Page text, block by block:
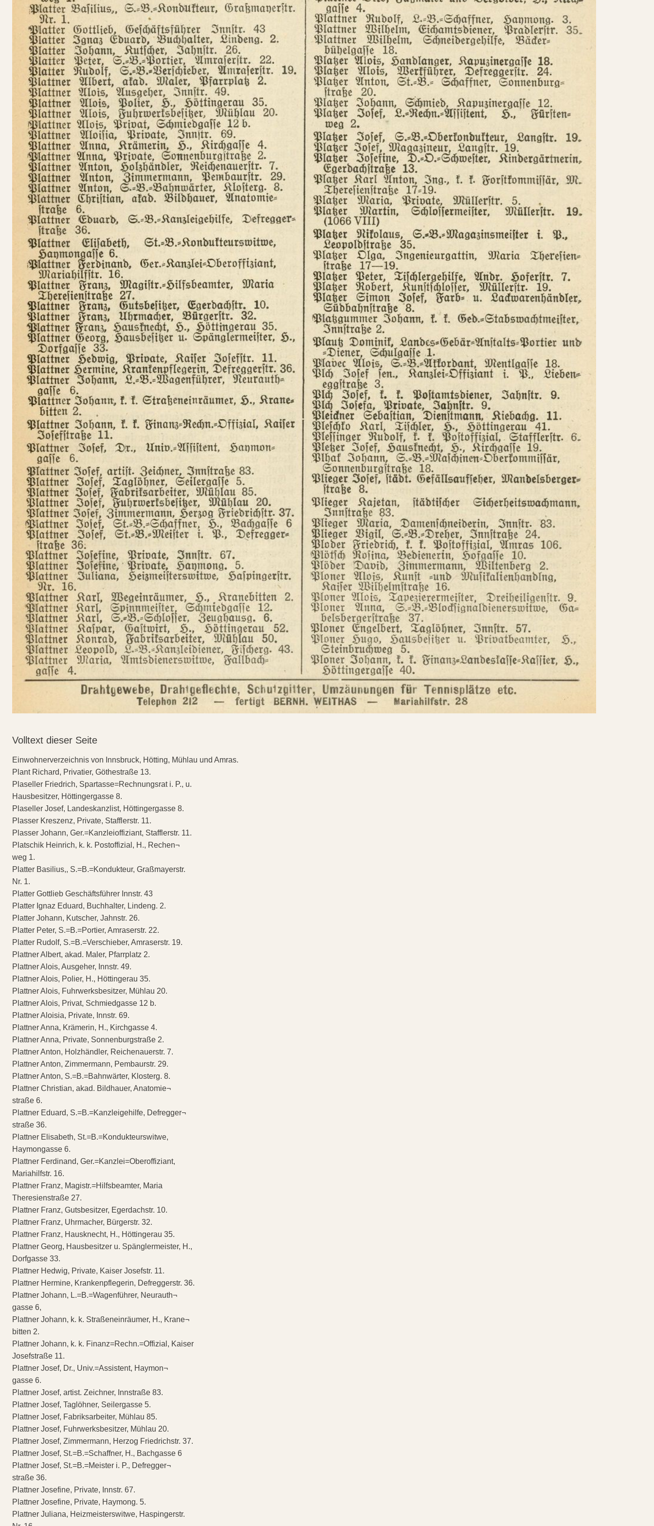
Volltext dieser Seite
Einwohnerverzeichnis von Innsbruck, Hötting, Mühlau und Amras.
Plant Richard, Privatier, Göthestraße 13.
Plaseller Friedrich, Spartasse=Rechnungsrat i. P., u.
Hausbesitzer, Höttingergasse 8.
Plaseller Josef, Landeskanzlist, Höttingergasse 8.
Plasser Kreszenz, Private, Stafflerstr. 11.
Plasser Johann, Ger.=Kanzleioffiziant, Stafflerstr. 11.
Platschik Heinrich, k. k. Postoffizial, H., Rechen¬
weg 1.
Platter Basilius,, S.=B.=Kondukteur, Graßmayerstr.
Nr. 1.
Platter Gottlieb Geschäftsführer Innstr. 43
Platter Ignaz Eduard, Buchhalter, Lindeng. 2.
Platter Johann, Kutscher, Jahnstr. 26.
Platter Peter, S.=B.=Portier, Amraserstr. 22.
Platter Rudolf, S.=B.=Verschieber, Amraserstr. 19.
Plattner Albert, akad. Maler, Pfarrplatz 2.
Plattner Alois, Ausgeher, Innstr. 49.
Plattner Alois, Polier, H., Höttingerau 35.
Plattner Alois, Fuhrwerksbesitzer, Mühlau 20.
Plattner Alois, Privat, Schmiedgasse 12 b.
Plattner Aloisia, Private, Innstr. 69.
Plattner Anna, Krämerin, H., Kirchgasse 4.
Plattner Anna, Private, Sonnenburgstraße 2.
Plattner Anton, Holzhändler, Reichenauerstr. 7.
Plattner Anton, Zimmermann, Pembaurstr. 29.
Plattner Anton, S.=B.=Bahnwärter, Klosterg. 8.
Plattner Christian, akad. Bildhauer, Anatomie¬
straße 6.
Plattner Eduard, S.=B.=Kanzleigehilfe, Defregger¬
straße 36.
Plattner Elisabeth, St.=B.=Kondukteurswitwe,
Haymongasse 6.
Plattner Ferdinand, Ger.=Kanzlei=Oberoffiziant,
Mariahilfstr. 16.
Plattner Franz, Magistr.=Hilfsbeamter, Maria
Theresienstraße 27.
Plattner Franz, Gutsbesitzer, Egerdachstr. 10.
Plattner Franz, Uhrmacher, Bürgerstr. 32.
Plattner Franz, Hausknecht, H., Höttingerau 35.
Plattner Georg, Hausbesitzer u. Spänglermeister, H.,
Dorfgasse 33.
Plattner Hedwig, Private, Kaiser Josefstr. 11.
Plattner Hermine, Krankenpflegerin, Defreggerstr. 36.
Plattner Johann, L.=B.=Wagenführer, Neurauth¬
gasse 6,
Plattner Johann, k. k. Straßeneinräumer, H., Krane¬
bitten 2.
Plattner Johann, k. k. Finanz=Rechn.=Offizial, Kaiser
Josefstraße 11.
Plattner Josef, Dr., Univ.=Assistent, Haymon¬
gasse 6.
Plattner Josef, artist. Zeichner, Innstraße 83.
Plattner Josef, Taglöhner, Seilergasse 5.
Plattner Josef, Fabriksarbeiter, Mühlau 85.
Plattner Josef, Fuhrwerksbesitzer, Mühlau 20.
Plattner Josef, Zimmermann, Herzog Friedrichstr. 37.
Plattner Josef, St.=B.=Schaffner, H., Bachgasse 6
Plattner Josef, St.=B.=Meister i. P., Defregger¬
straße 36.
Plattner Josefine, Private, Innstr. 67.
Plattner Josefine, Private, Haymong. 5.
Plattner Juliana, Heizmeisterswitwe, Haspingerstr.